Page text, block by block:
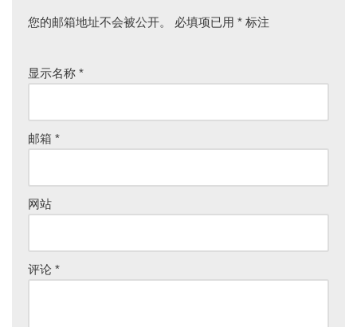
您的邮箱地址不会被公开。 必填项已用 * 标注
显示名称 *
邮箱 *
网站
评论 *